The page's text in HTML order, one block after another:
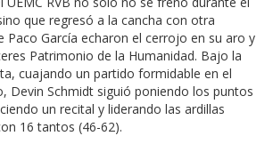
que regresó a la cancha con otra
Paco García echaron el cerrojo en su aro y
Patrimonio de la Humanidad. Bajo la
cuajando un partido formidable en el
Devin Schmidt siguió poniendo los puntos
un recital y liderando las ardillas
16 tantos (46-62).